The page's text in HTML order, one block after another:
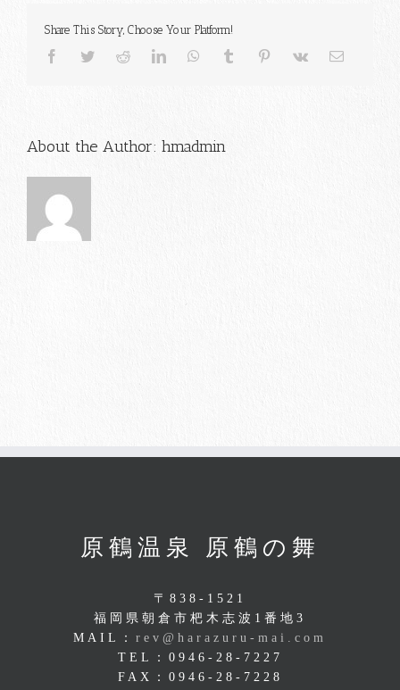
Share This Story, Choose Your Platform!
Facebook
TwitterRedditLinkedInWhatsApp
TumblrPinterest
Vk
About the Author: hmadmin
原鶴温泉 原鶴の舞
〒838-1521
福岡県朝倉市杷木志波1番地3
MAIL： rev@harazuru-mai.com
TEL：0946-28-7227
FAX：0946-28-7228